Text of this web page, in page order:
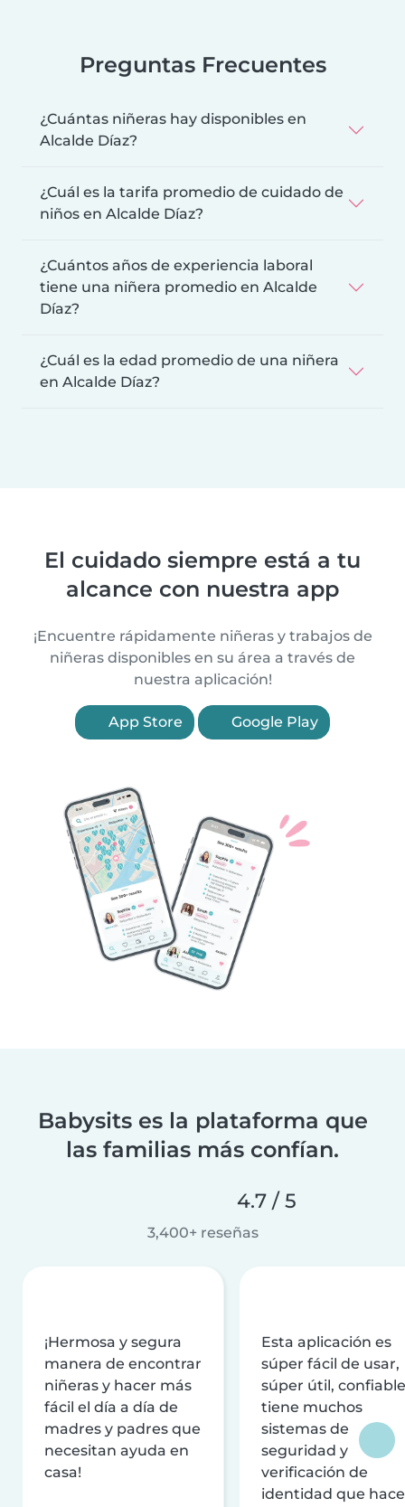
Preguntas Frecuentes
¿Cuántas niñeras hay disponibles en
Alcalde Díaz?
¿Cuál es la tarifa promedio de cuidado de
niños en Alcalde Díaz?
¿Cuántos años de experiencia laboral
tiene una niñera promedio en Alcalde
Díaz?
¿Cuál es la edad promedio de una niñera
en Alcalde Díaz?
El cuidado siempre está a tu
alcance con nuestra app
¡Encuentre rápidamente niñeras y trabajos de
niñeras disponibles en su área a través de
nuestra aplicación!
App Store Google Play
Babysits es la plataforma que
las familias más confían.
4.7 / 5
3,400+ reseñas
¡Hermosa y segura
manera de encontrar
niñeras y hacer más
fácil el día a día de
madres y padres que
necesitan ayuda en
casa!
Esta aplicación es
súper fácil de usar,
súper útil,
tiene muchos
sistemas de
seguridad y
verificación de
identidad que